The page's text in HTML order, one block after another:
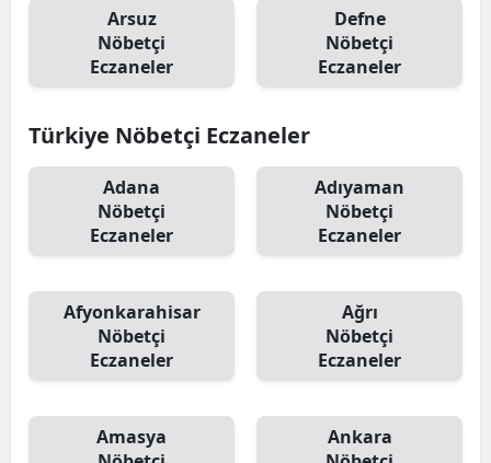
Arsuz
Nöbetçi
Eczaneler
Defne
Nöbetçi
Eczaneler
Türkiye Nöbetçi Eczaneler
Adana
Nöbetçi
Eczaneler
Adıyaman
Nöbetçi
Eczaneler
Afyonkarahisar
Nöbetçi
Eczaneler
Ağrı
Nöbetçi
Eczaneler
Amasya
Ankara